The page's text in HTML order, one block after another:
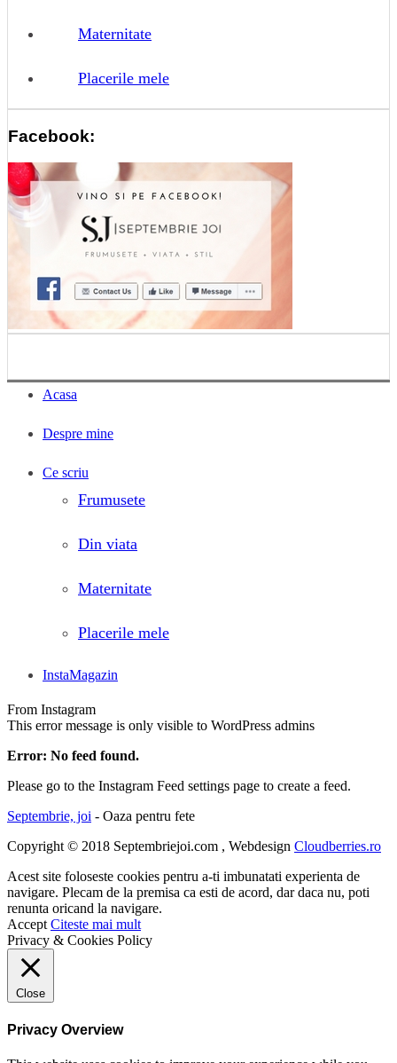
Maternitate
Placerile mele
Facebook:
Acasa
Despre mine
Ce scriu
Frumusete
Din viata
Maternitate
Placerile mele
InstaMagazin
From Instagram
This error message is only visible to WordPress admins
Error: No feed found.
Please go to the Instagram Feed settings page to create a feed.
Septembrie, joi - Oaza pentru fete
Copyright © 2018 Septembriejoi.com , Webdesign Cloudberries.ro
Acest site foloseste cookies pentru a-ti imbunatati experienta de
navigare. Plecam de la premisa ca esti de acord, dar daca nu, poti
renunta oricand la navigare.
Accept Citeste mai mult
Privacy & Cookies Policy
Close
Privacy Overview